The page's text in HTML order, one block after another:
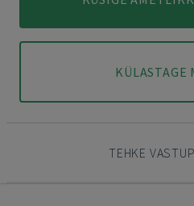
KÜLASTAGE
TEHKE